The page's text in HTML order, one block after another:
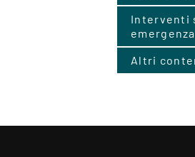
Interventi
emergenza
Altri